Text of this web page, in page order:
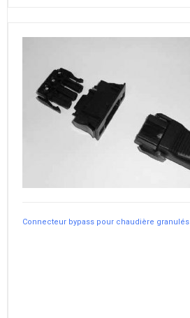
Connecteur bypass pour chaudière granulés